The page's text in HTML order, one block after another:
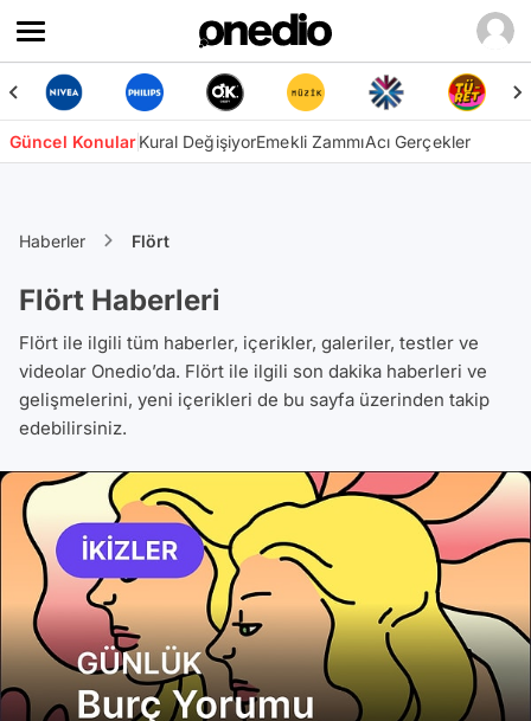
Güncel KonularKural DeğişiyorEmekli ZammıAcı Gerçekler
Haberler Flört
Flört Haberleri
Flört ile ilgili tüm haberler, içerikler, galeriler, testler ve
videolar Onedio’da. Flört ile ilgili son dakika haberleri ve
gelişmelerini, yeni içerikleri de bu sayfa üzerinden takip
edebilirsiniz.